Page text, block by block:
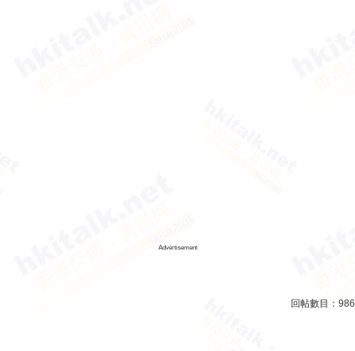
Advertisement
回帖數目： 986